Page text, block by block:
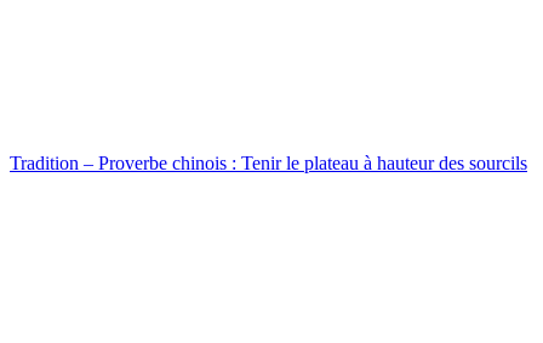
Tradition – Proverbe chinois : Tenir le plateau à hauteur des sourcils